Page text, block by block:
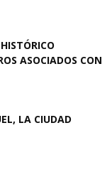
ASOCIADOS CON
LA CIUDAD